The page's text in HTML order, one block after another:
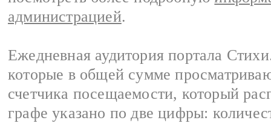
администрацией.
Ежедневная аудитория портала
которые в общей сумме
счетчика посещаемости, который
графе указано по две цифры: